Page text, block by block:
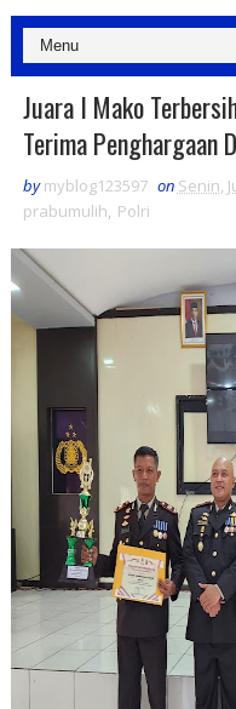
Juara I Mako
Terima Penghargaan
by myblog123597 on Senin,
prabumulih, Polri